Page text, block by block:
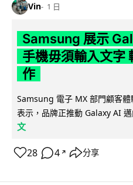
Vin 1 日
Samsung 展示
手機毋須輸入文字
作
Samsung 電子 MX 部門顧客
表示，品牌正推動 Galaxy AI
文
28 4 ↗ 分享